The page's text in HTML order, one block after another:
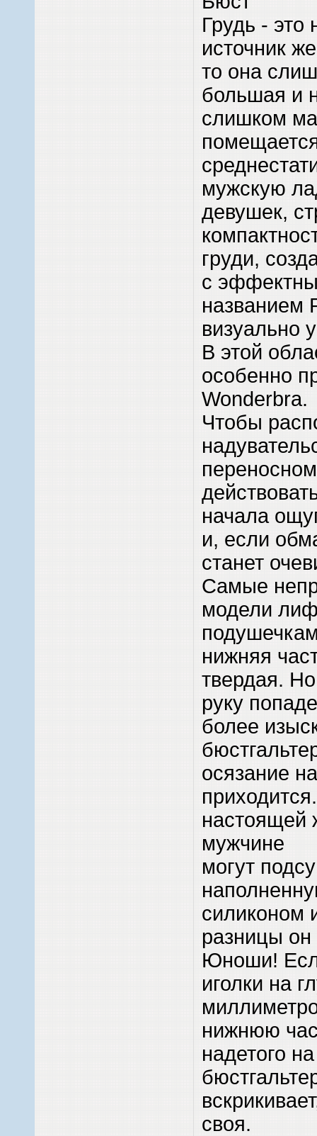
Грудь - это
источник
то она
большая и
слишком
мужскую
девушек,
груди,
с
названием
визуально
В этой
особенно
Wonderbra.
Чтобы
начала
и, если
станет
Самые
модели
нижняя
твердая.
руку
более
осязание
настоящей
мужчине
могут
силиконом
разницы он
Юноши!
иголки на
нижнюю
надетого
своя.